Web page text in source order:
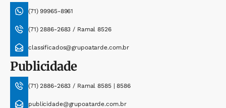
(71) 99965-8961
(71) 2886-2683 / Ramal 8526
classificados@grupoatarde.com.br
Publicidade
(71) 2886-2683 / Ramal 8585 | 8586
publicidade@grupoatarde.com.br